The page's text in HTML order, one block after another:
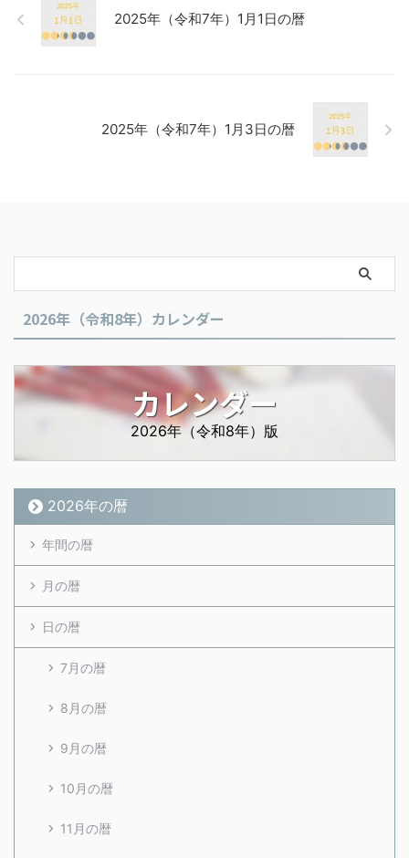
2025年（令和7年）1月1日の暦
2025年（令和7年）1月3日の暦
2026年（令和8年）カレンダー
カレンダー
2026年（令和8年）版
2026年の暦
年間の暦
月の暦
日の暦
7月の暦
8月の暦
9月の暦
10月の暦
11月の暦